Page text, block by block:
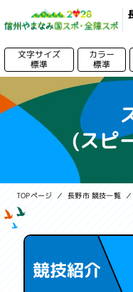
文字サイズ
標準
カラー
標準
トップページ
新着情報
競技一覧
会場一覧
募集情報
(スピ
TOPページ 長野市 競技一覧
競技紹介